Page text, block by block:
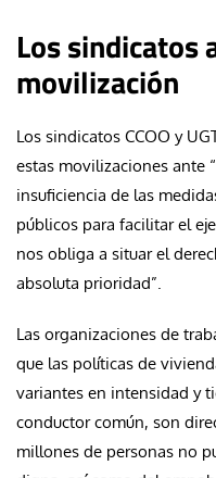
Los sindicatos
movilización
Los sindicatos CCOO y
estas movilizaciones ante
insuficiencia de las
públicos para facilitar el
nos obliga a situar el
absoluta prioridad”.
Las organizaciones de
que las políticas de
variantes en intensidad y
conductor común, son
millones de personas no